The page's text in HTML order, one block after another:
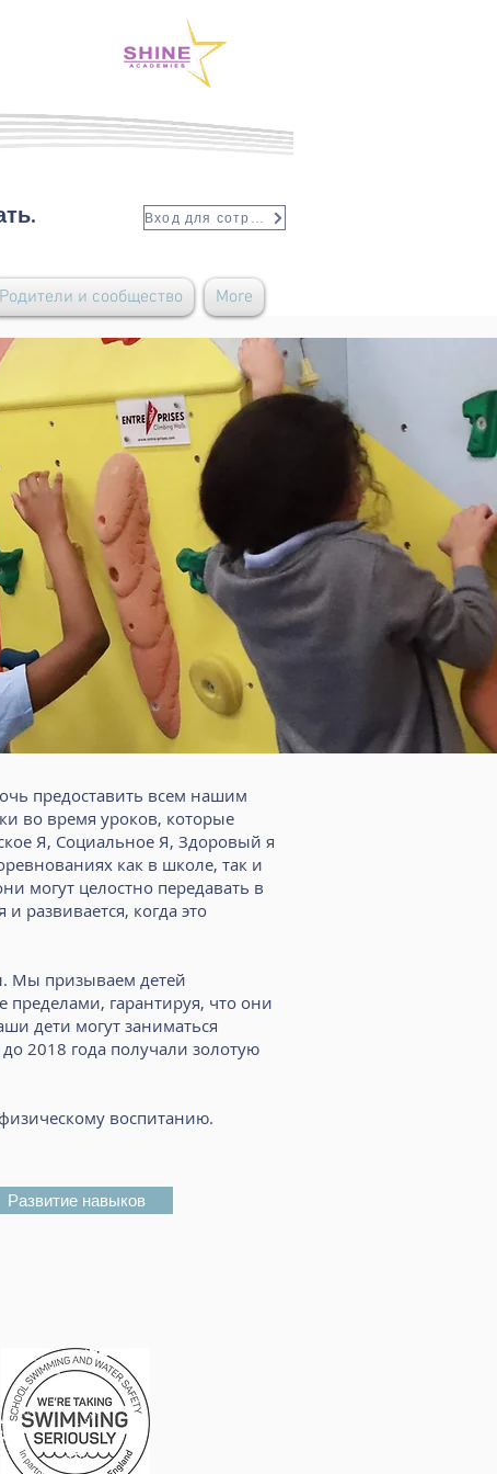
Вход для сотрудников
Родители и сообщество More
предоставить всем нашим
во время уроков, которые
Я, Социальное Я, Здоровый я
как в школе, так и
могут целостно передавать в
развивается, когда это
Мы призываем детей
гарантируя, что они
дети могут заниматься
2018 года получали золотую
воспитанию.
Развитие навыков